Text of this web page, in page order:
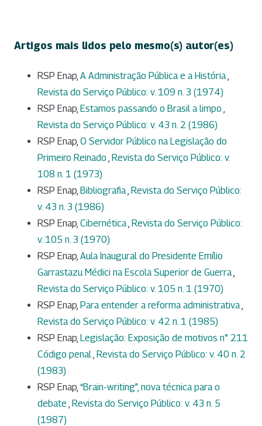
Artigos mais lidos pelo mesmo(s) autor(es)
RSP Enap, A Administração Pública e a História
Revista do Serviço Público: v. 109 n. 3 (1974)
RSP Enap, Estamos passando o Brasil a limpo
Revista do Serviço Público: v. 43 n. 2 (1986)
RSP Enap, O Servidor Público na Legislação do
Primeiro Reinado Revista do Serviço Público: v.
108 n. 1 (1973)
RSP Enap, Bibliografia Revista do Serviço Público:
v. 43 n. 3 (1986)
RSP Enap, Cibernética Revista do Serviço Público:
v. 105 n. 3 (1970)
RSP Enap, Aula Inaugural do Presidente Emílio
Garrastazu Médici na Escola Superior de Guerra
Revista do Serviço Público: v. 105 n. 1 (1970)
RSP Enap, Para entender a reforma administrativa
Revista do Serviço Público: v. 42 n. 1 (1985)
RSP Enap, Legislação: Exposição de motivos n° 211
Código penal Revista do Serviço Público: v. 40 n. 2
(1983)
RSP Enap, “Brain-writing”, nova técnica para o
debate Revista do Serviço Público: v. 43 n. 5
(1987)